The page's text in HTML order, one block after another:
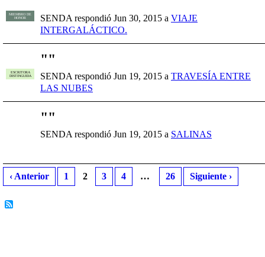
MIEMBRO DE
HONOR
SENDA respondió Jun 30, 2015 a VIAJE
INTERGALÁCTICO.
ESCRITORA
DISTINGUIDA
""
SENDA respondió Jun 19, 2015 a TRAVESÍA ENTRE
LAS NUBES
""
SENDA respondió Jun 19, 2015 a SALINAS
‹ Anterior 1 2 3 4 … 26 Siguiente ›